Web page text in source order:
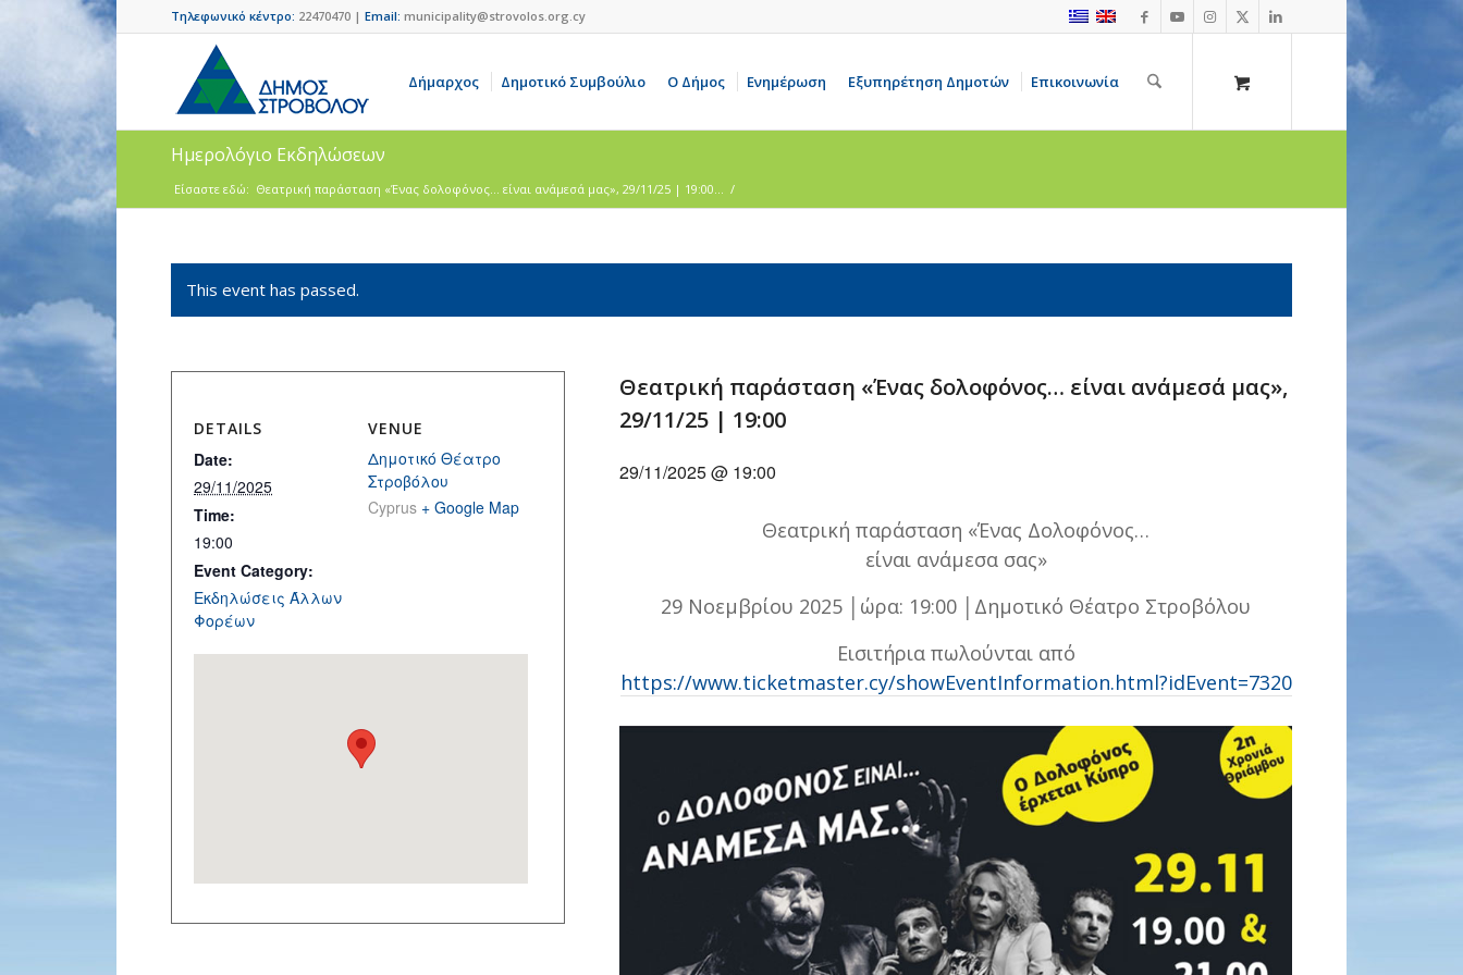
Τηλεφωνικό κέντρο: 22470470 | Email: municipality@strovolos.org.cy
Δήμαρχος Δημοτικό Συμβούλιο Ο Δήμος Ενημέρωση Εξυπηρέτηση Δημοτών Επικοινωνία
Ημερολόγιο Εκδηλώσεων
Είσαστε εδώ: Θεατρική παράσταση «Ένας δολοφόνος… είναι ανάμεσά μας», 29/11/25 | 19:00... /
This event has passed.
Θεατρική παράσταση «Ένας δολοφόνος… είναι ανάμεσά μας»,
29/11/25 | 19:00
29/11/2025 @ 19:00
Θεατρική παράσταση «Ένας Δολοφόνος…
είναι ανάμεσα σας»
29 Νοεμβρίου 2025 │ώρα: 19:00 │Δημοτικό Θέατρο Στροβόλου
Εισιτήρια πωλούνται από
https://www.ticketmaster.cy/showEventInformation.html?idEvent=7320
DETAILS
Date:
29/11/2025
Time:
19:00
Event Category:
Εκδηλώσεις Άλλων
Φορέων
VENUE
Δημοτικό Θέατρο
Στροβόλου
Cyprus + Google Map